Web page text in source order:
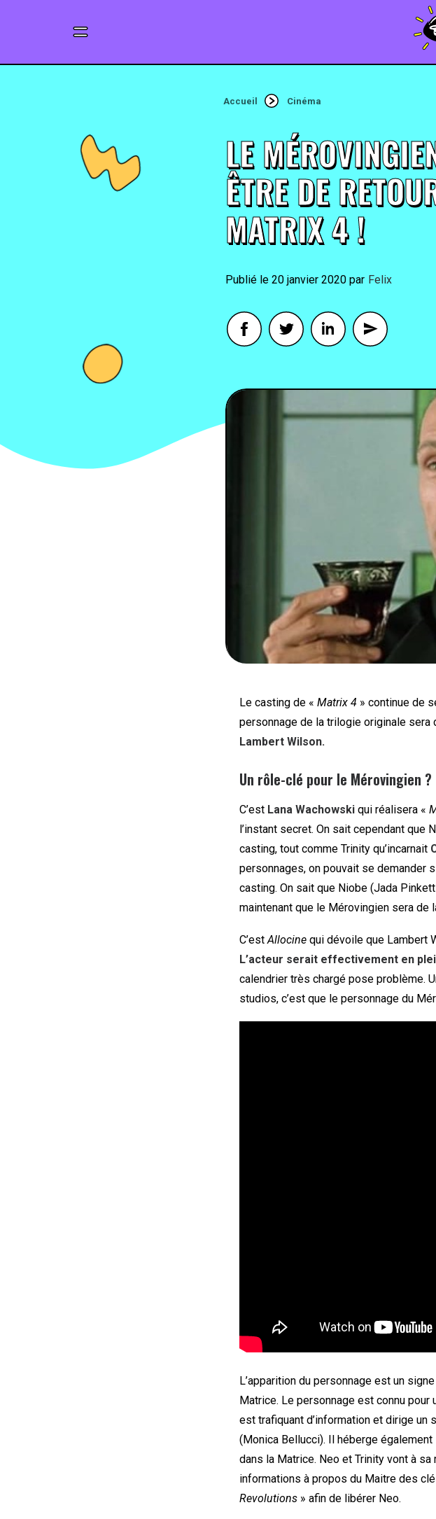
Accueil Cinéma
LE
ÊTRE DE
MATRIX 4 !
20 janvier 2020 By Felix
Le casting de « Matrix 4 » continue de
personnage de la trilogie originale sera
Lambert Wilson.
Un rôle-clé pour le Mérovingien ?
C’est Lana Wachowski qui réalisera «
l’instant secret. On sait cependant que
casting, tout comme Trinity qu’incarnait
personnages, on pouvait se demander
casting. On sait que Niobe (Jada
maintenant que le Mérovingien sera de
C’estAllocine qui dévoile que Lambert
L’acteur serait effectivement en
calendrier très chargé pose problème.
studios, c’est que le personnage du
L’apparition du personnage est un
Matrice. Le personnage est connu
est trafiquant d’information et dirige
(Monica Bellucci). Il héberge
dans la Matrice. Neo et Trinity vont à sa
informations à propos du Maitre des
Revolutions » afin de libérer Neo.